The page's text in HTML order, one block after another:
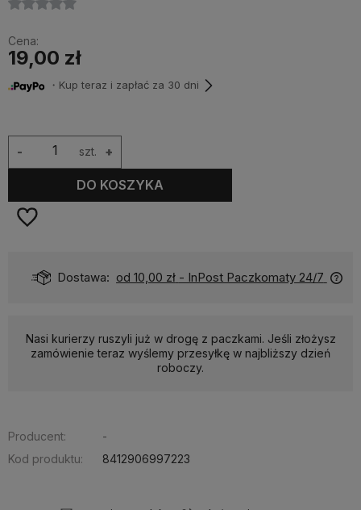
Cena:
19,00 zł
・Kup teraz i zapłać za 30 dni
szt. +
-
DO KOSZYKA
Dostawa: od 10,00 zł - InPost Paczkomaty 24/7
Nasi kurierzy ruszyli już w drogę z paczkami. Jeśli złożysz
zamówienie teraz wyślemy przesyłkę w najbliższy dzień
roboczy.
Producent:
-
Kod produktu:
8412906997223